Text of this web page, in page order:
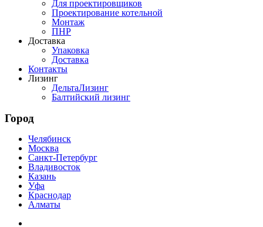
Для проектировщиков
Проектирование котельной
Монтаж
ПНР
Доставка
Упаковка
Доставка
Контакты
Лизинг
ДельтаЛизинг
Балтийский лизинг
Город
Челябинск
Москва
Санкт-Петербург
Владивосток
Казань
Уфа
Краснодар
Алматы